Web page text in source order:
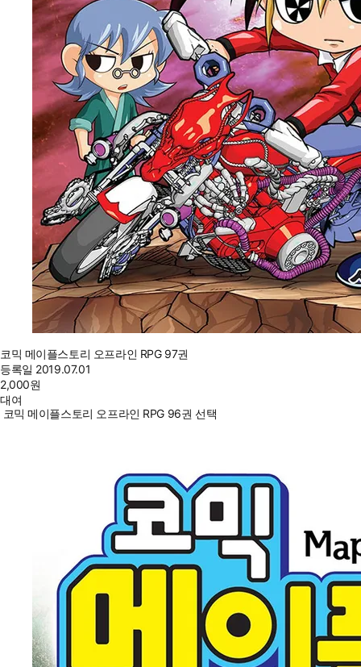
코믹 메이플스토리 오프라인 RPG 97권
등록일 2019.07.01
2,000원
대여
코믹 메이플스토리 오프라인 RPG 96권 선택